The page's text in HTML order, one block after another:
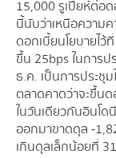
15,000 รูเปียห์ต่อ
นี้นับว่าเหนือความ
ดอกเบี้ยนโยบายไว้
ขึ้น 25bps ในการป
ธ.ค. เป็นการประชุ
ตลาดคาดว่าจะขึ้นด
ในวันเดียวกันอินโด
ออกมาขาดดุล -
เกินดุลเล็กน้อยที่